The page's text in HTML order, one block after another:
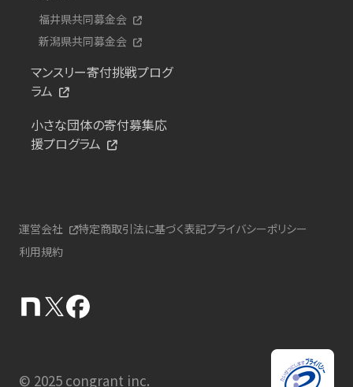
福井県共同募金会
新潟県共同募金会
マンスリー寄付挑戦プログ
ラム
小さな団体の寄付募集応
援プログラム
運営会社 特定商取引法に基づく表記プライバシーポリシー
利用規約
© 2025 congrant inc.